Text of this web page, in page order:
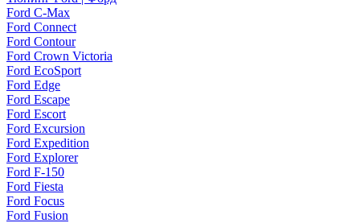
Ford C-Max
Ford Connect
Ford Contour
Ford Crown Victoria
Ford EcoSport
Ford Edge
Ford Escape
Ford Escort
Ford Excursion
Ford Expedition
Ford Explorer
Ford F-150
Ford Fiesta
Ford Focus
Ford Fusion